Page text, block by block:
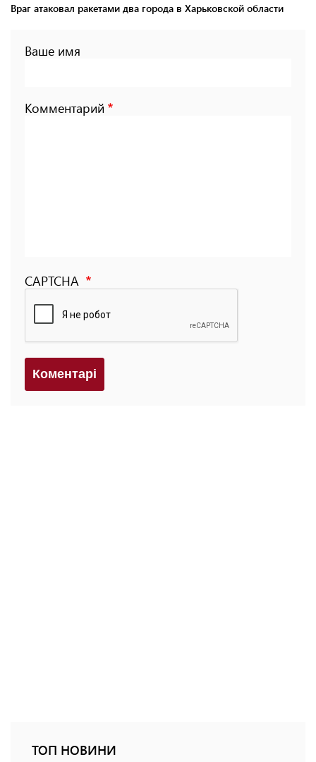
Враг атаковал ракетами два города в Харьковской области
Ваше имя
Комментарий
CAPTCHA
Коментарi
ТОП НОВИНИ